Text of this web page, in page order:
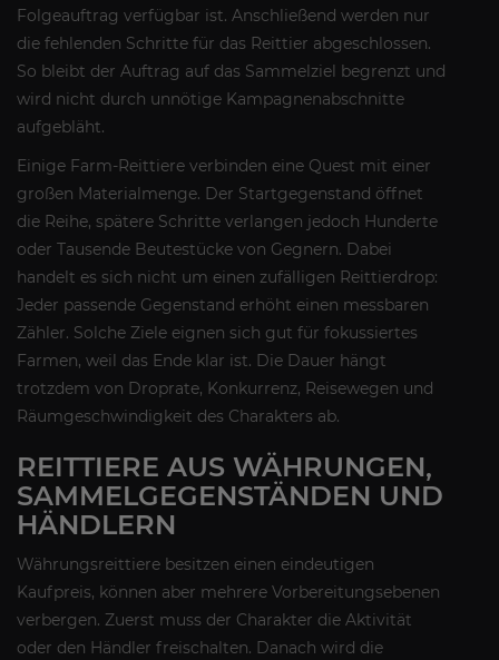
Folgeauftrag verfügbar ist. Anschließend werden nur
die fehlenden Schritte für das Reittier abgeschlossen.
So bleibt der Auftrag auf das Sammelziel begrenzt und
wird nicht durch unnötige Kampagnenabschnitte
aufgebläht.
Einige Farm-Reittiere verbinden eine Quest mit einer
großen Materialmenge. Der Startgegenstand öffnet
die Reihe, spätere Schritte verlangen jedoch Hunderte
oder Tausende Beutestücke von Gegnern. Dabei
handelt es sich nicht um einen zufälligen Reittierdrop:
Jeder passende Gegenstand erhöht einen messbaren
Zähler. Solche Ziele eignen sich gut für fokussiertes
Farmen, weil das Ende klar ist. Die Dauer hängt
trotzdem von Droprate, Konkurrenz, Reisewegen und
Räumgeschwindigkeit des Charakters ab.
REITTIERE AUS WÄHRUNGEN,
SAMMELGEGENSTÄNDEN UND
HÄNDLERN
Währungsreittiere besitzen einen eindeutigen
Kaufpreis, können aber mehrere Vorbereitungsebenen
verbergen. Zuerst muss der Charakter die Aktivität
oder den Händler freischalten. Danach wird die